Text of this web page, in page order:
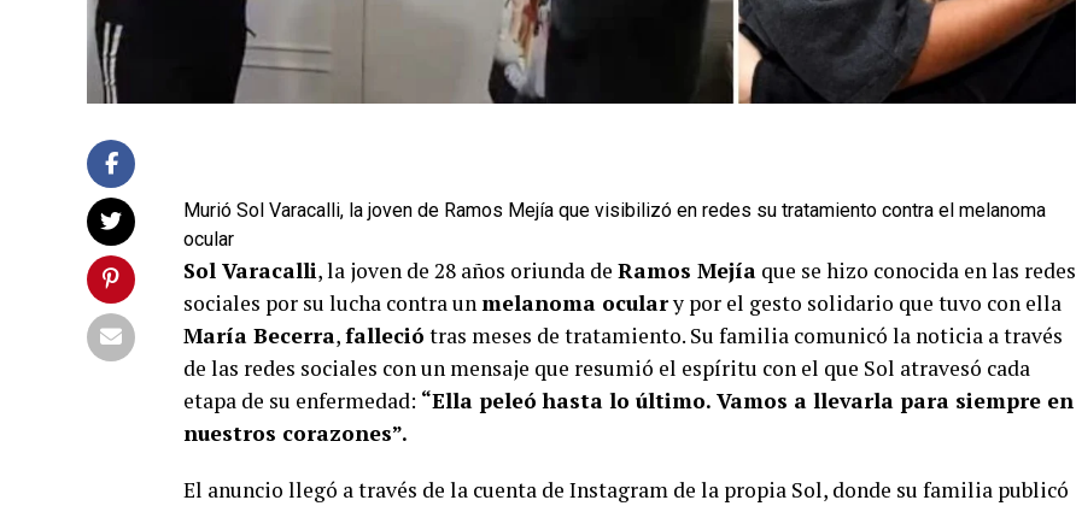
Murió Sol Varacalli, la joven de Ramos Mejía que visibilizó en redes su tratamiento contra el melanoma
ocular
Sol Varacalli, la joven de 28 años oriunda de Ramos Mejía que se hizo conocida en las redes
sociales por su lucha contra un melanoma oculary por el gesto solidario que tuvo con ella
María Becerra,falleció tras meses de tratamiento. Su familia comunicó la noticia a través
de las redes sociales con un mensaje que resumió el espíritu con el que Sol atravesó cada
etapa de su enfermedad: “Ella peleó hasta lo último. Vamos a llevarla para siempre en
nuestros corazones”.
El anuncio llegó a través de la cuenta de Instagram de la propia Sol, donde su familia publicó